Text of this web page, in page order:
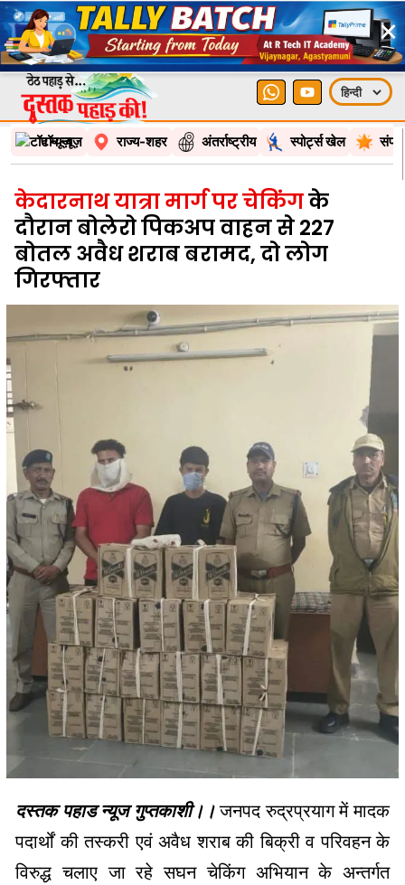
×
टॉप न्यूज़ राज्य-शहर अंतर्राष्ट्रीय स्पोर्ट्स खेल
केदारनाथ यात्रा मार्ग पर चेकिंगके
दौरान बोलेरो पिकअप वाहन से 227
बोतल अवैध शराब बरामद, दो लोग
गिरफ्तार
दस्तक पहाड न्यूज गुप्तकाशी।।जनपद रुद्रप्रयाग में मादक
पदार्थों की तस्करी एवं अवैध शराब की बिक्री व परिवहन के
विरुद्ध चलाए जा रहे सघन चेकिंग अभियान के अन्तर्गत